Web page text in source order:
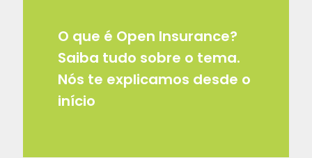
O que é Open Insurance?
Saiba tudo sobre o tema.
Nós te explicamos desde o
início